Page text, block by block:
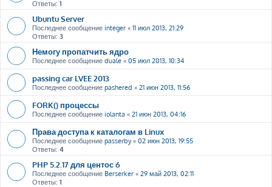
Ответы: 1
Ubuntu Server
Последнее сообщение integer « 11 июл 2013, 21:29
Ответы: 3
Немогу пропатчить ядро
Последнее сообщение duale « 05 июл 2013, 10:34
passing car LVEE 2013
Последнее сообщение pashered « 21 июн 2013, 11:56
FORK() процессы
Последнее сообщение iolanta « 21 июн 2013, 04:16
Права доступа к каталогам в Linux
Последнее сообщение passerby« 02 июн 2013, 19:55
Ответы: 4
PHP 5.2.17 для центос 6
Последнее сообщение Berserker « 29 май 2013, 02:11
Ответы: 1